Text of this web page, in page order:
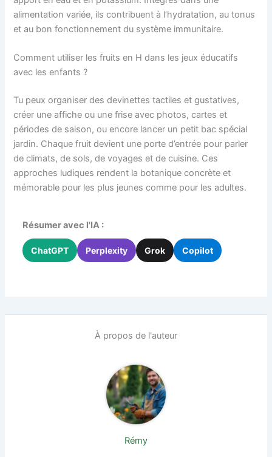
alimentation variée, ils contribuent à l’hydratation, au tonus
et au bon fonctionnement du système immunitaire.
Comment utiliser les fruits en H dans les jeux éducatifs
avec les enfants ?
Tu peux organiser des devinettes tactiles et gustatives,
créer une affiche ou une frise avec photos, cartes et
périodes de saison, ou encore lancer un petit bac spécial
jardin. Chaque fruit devient une porte d’entrée pour parler
de climats, de sols, de voyages et de cuisine. Ces
approches ludiques rendent la botanique concrète et
mémorable pour les plus jeunes comme pour les adultes.
Résumer avec l'IA :
ChatGPT Perplexity Grok Copilot
À propos de l'auteur
Rémy